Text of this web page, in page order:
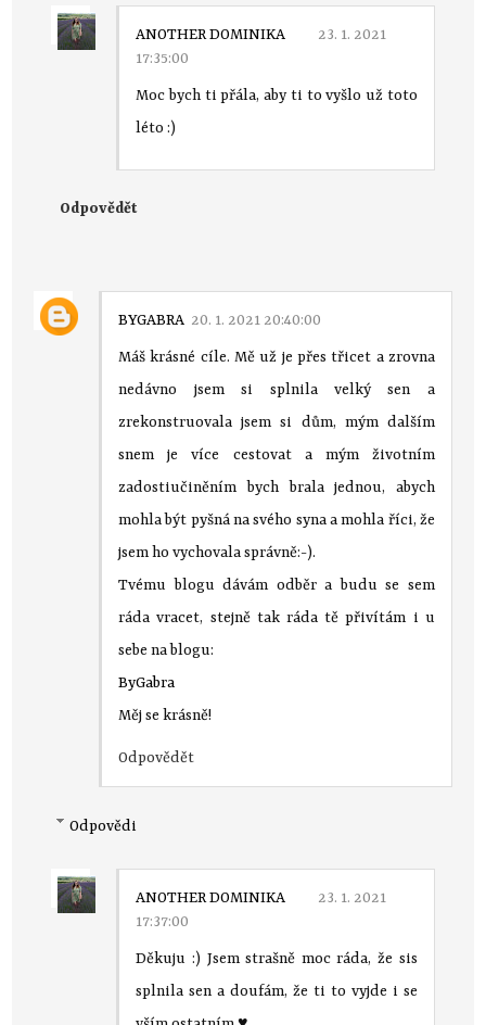
ANOTHER DOMINIKA
23. 1. 2021
17:35:00
Moc bych ti přála, aby ti to vyšlo už toto
léto :)
Odpovědět
BYGABRA 20. 1. 2021 20:40:00
Máš krásné cíle. Mě už je přes třicet a zrovna
nedávno jsem si splnila velký sen a
zrekonstruovala jsem si dům, mým dalším
snem je více cestovat a mým životním
zadostiučiněním bych brala jednou, abych
mohla být pyšná na svého syna a mohla říci, že
jsem ho vychovala správně:-).
Tvému blogu dávám odběr a budu se sem
ráda vracet, stejně tak ráda tě přivítám i u
sebe na blogu:
ByGabra
Měj se krásně!
Odpovědět
Odpovědi
ANOTHER DOMINIKA
23. 1. 2021
17:37:00
Děkuju :) Jsem strašně moc ráda, že sis
splnila sen a doufám, že ti to vyjde i se